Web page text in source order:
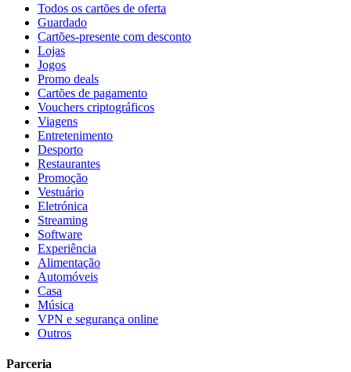
Todos os cartões de oferta
Guardado
Cartões-presente com desconto
Lojas
Jogos
Promo deals
Cartões de pagamento
Vouchers criptográficos
Viagens
Entretenimento
Desporto
Restaurantes
Promoção
Vestuário
Eletrónica
Streaming
Software
Experiência
Alimentação
Automóveis
Casa
Música
VPN e segurança online
Outros
Parceria